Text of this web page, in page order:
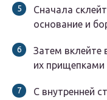
Сначала
основание и
Затем вклейте
их
С внутренней